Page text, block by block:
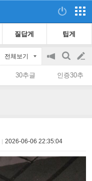
질답게 팁게
전체보기
공
on/off
검
색
글
쓰
30추글 인증30추
2026-06-06 22:35:04